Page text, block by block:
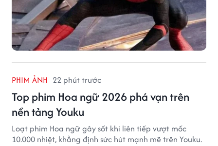
PHIM ẢNH 22 phút trước
Top phim Hoa ngữ 2026 phá vạn trên
nền tảng Youku
Loạt phim Hoa ngữ gây sốt khi liên tiếp vượt mốc
10.000 nhiệt, khẳng định sức hút mạnh mẽ trên Youku.